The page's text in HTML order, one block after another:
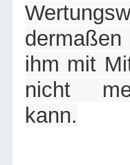
ihm mit
nicht
kann.